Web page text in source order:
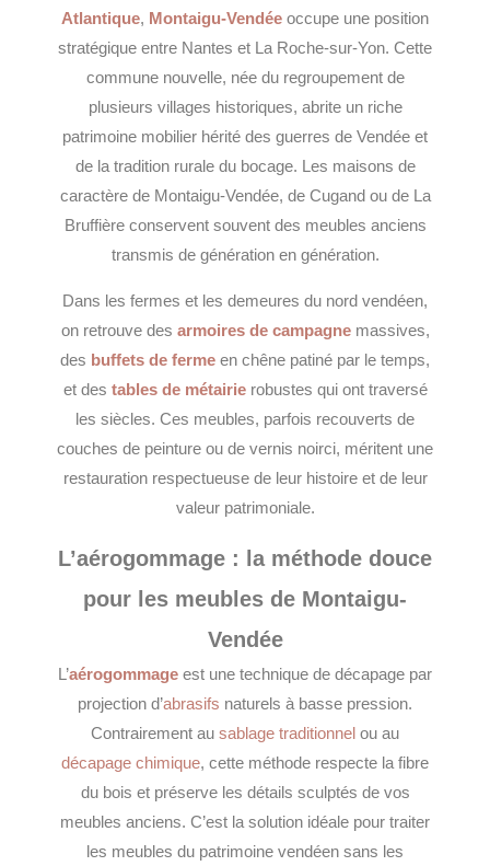
Atlantique, Montaigu-Vendée occupe une position
stratégique entre Nantes et La Roche-sur-Yon. Cette
commune nouvelle, née du regroupement de
plusieurs villages historiques, abrite un riche
patrimoine mobilier hérité des guerres de Vendée et
de la tradition rurale du bocage. Les maisons de
caractère de Montaigu-Vendée, de Cugand ou de La
Bruffière conservent souvent des meubles anciens
transmis de génération en génération.
Dans les fermes et les demeures du nord vendéen,
on retrouve des armoires de campagnemassives,
des buffets de ferme en chêne patiné par le temps,
et des tables de métairierobustes qui ont traversé
les siècles. Ces meubles, parfois recouverts de
couches de peinture ou de vernis noirci, méritent une
restauration respectueuse de leur histoire et de leur
valeur patrimoniale.
L’aérogommage : la méthode douce
pour les meubles de Montaigu-
Vendée
L’aérogommage est une technique de décapage par
projection d’abrasifs naturels à basse pression.
Contrairement au sablage traditionnel ou au
décapage chimique, cette méthode respecte la fibre
du bois et préserve les détails sculptés de vos
meubles anciens. C’est la solution idéale pour traiter
les meubles du patrimoine vendéen sans les